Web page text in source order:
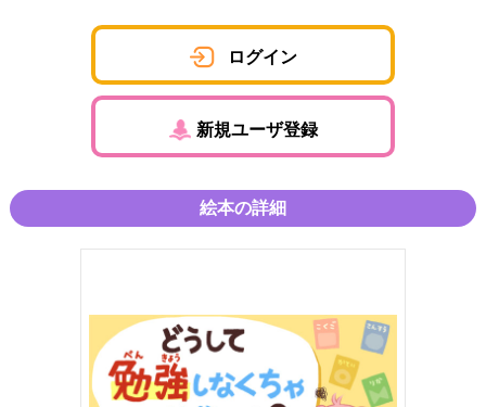
ログイン
新規ユーザ登録
絵本の詳細